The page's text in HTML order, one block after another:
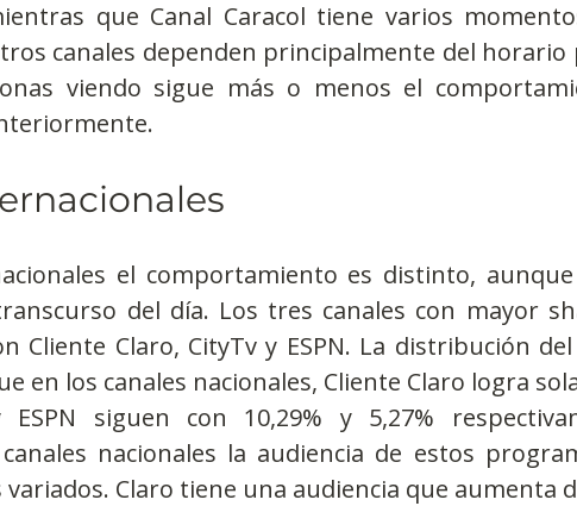
que Canal Caracol tiene varios
canales dependen principalmente del horario
viendo sigue más o menos el
el comportamiento es distinto,
del día. Los tres canales con mayor
Cliente Claro, CityTv y ESPN. La distribución
en los canales nacionales, Cliente Claro logra
ESPN siguen con 10,29% y 5,27%
nacionales la audiencia de estos
Claro tiene una audiencia que aumenta